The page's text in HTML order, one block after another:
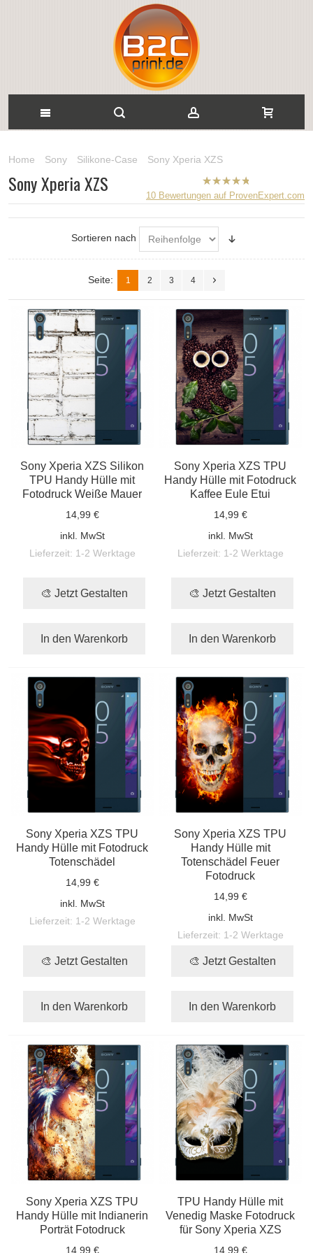
Home Sony Silikone-Case Sony Xperia XZS
B2CPrint
hat5von
5
Sternen |
10 Bewertungen auf ProvenExpert.com
Sony Xperia XZS
Sortieren nach
Seite: 1 2 3 4
Sony Xperia XZS Silikon
TPU Handy Hülle mit
Fotodruck Weiße Mauer
14,99 €
inkl. MwSt
Lieferzeit: 1-2 Werktage
🎨 Jetzt Gestalten
In den Warenkorb
Sony Xperia XZS TPU
Handy Hülle mit Fotodruck
Kaffee Eule Etui
14,99 €
inkl. MwSt
Lieferzeit: 1-2 Werktage
🎨 Jetzt Gestalten
In den Warenkorb
Sony Xperia XZS TPU
Handy Hülle mit Fotodruck
Totenschädel
14,99 €
inkl. MwSt
Lieferzeit: 1-2 Werktage
🎨 Jetzt Gestalten
In den Warenkorb
Sony Xperia XZS TPU
Handy Hülle mit
Totenschädel Feuer
Fotodruck
14,99 €
inkl. MwSt
Lieferzeit: 1-2 Werktage
🎨 Jetzt Gestalten
In den Warenkorb
Sony Xperia XZS TPU
Handy Hülle mit Indianerin
Porträt Fotodruck
14,99 €
TPU Handy Hülle mit
Venedig Maske Fotodruck
für Sony Xperia XZS
14,99 €